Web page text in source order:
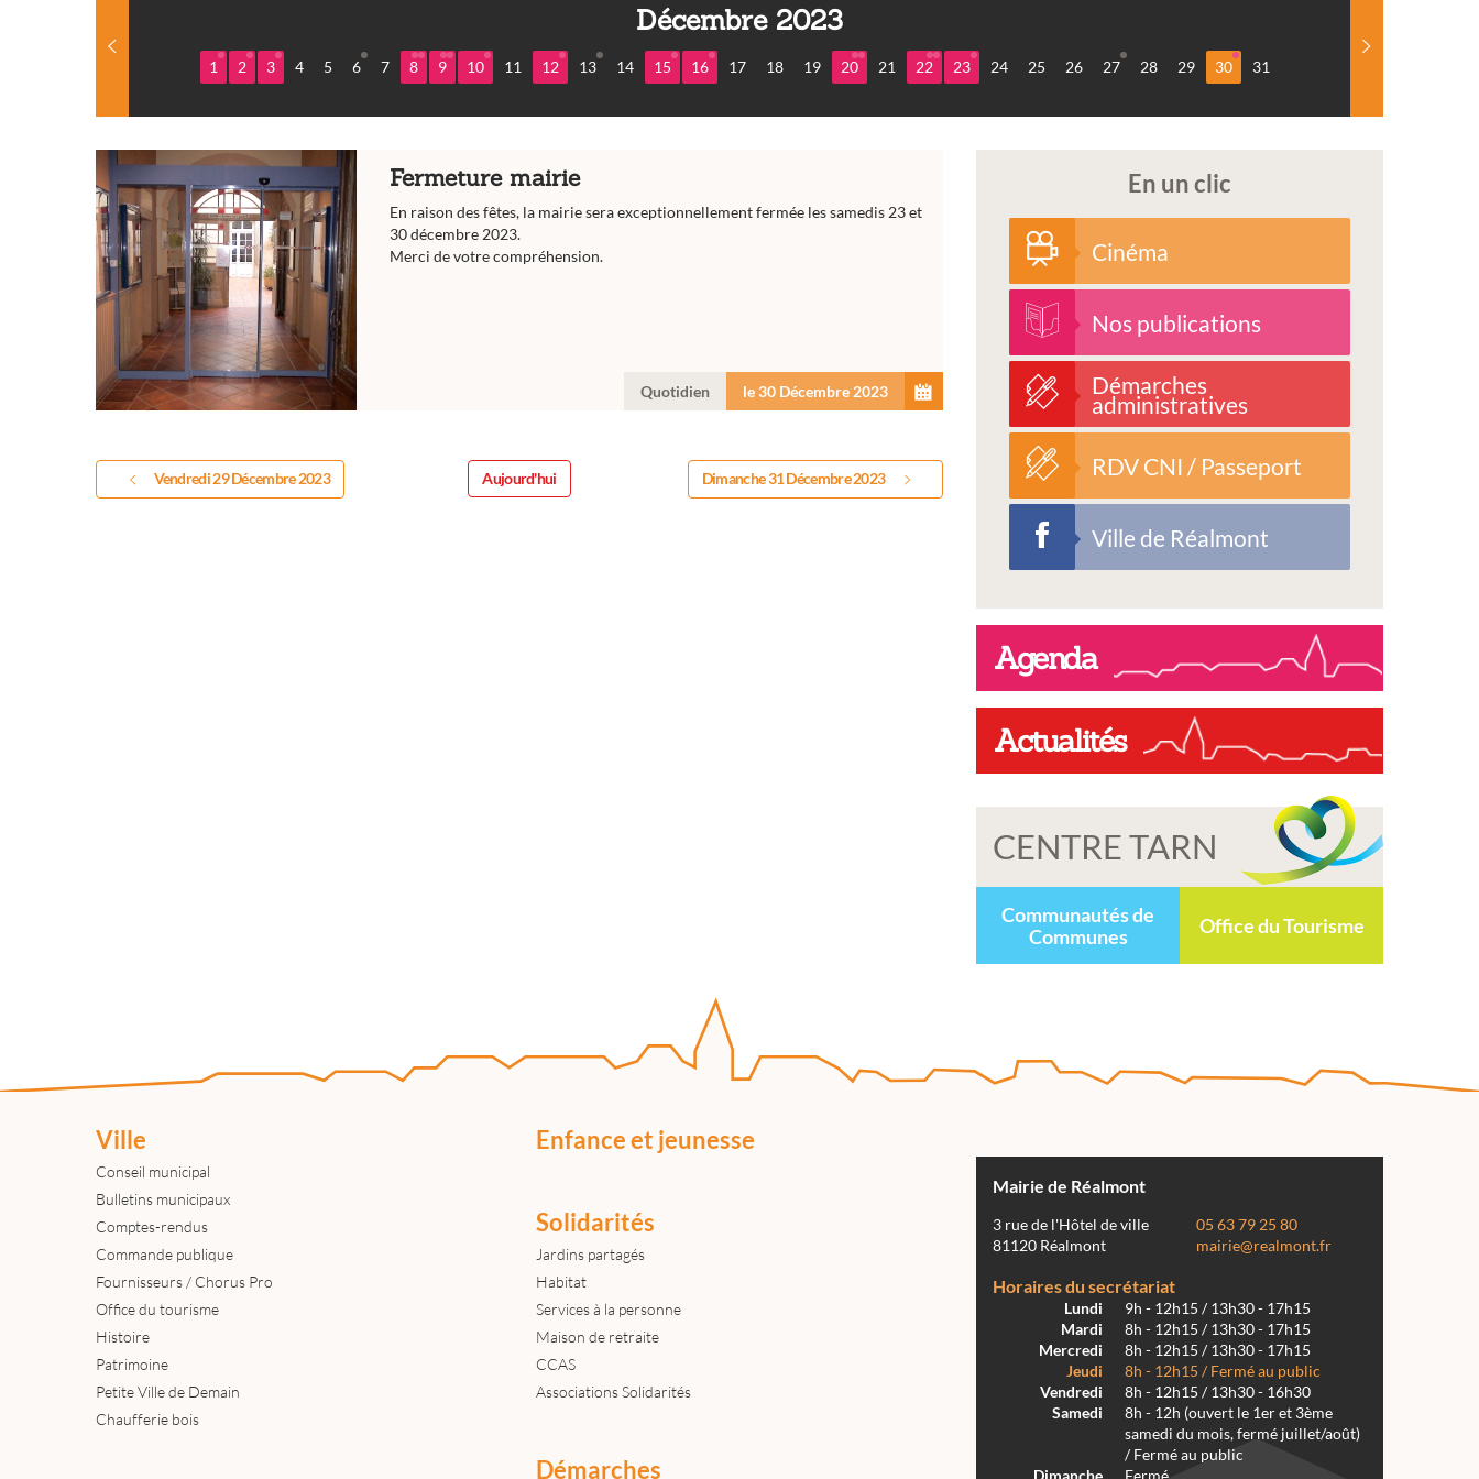
Décembre 2023
1 2 3 4 5 6 7 8 9 10 11 12 13 14 15 16 17 18 19 20 21 22 23 24 25 26 27 28 29 30 31
Fermeture mairie
En raison des fêtes, la mairie sera exceptionnellement fermée les samedis 23 et
30 décembre 2023.
Merci de votre compréhension.
Quotidien le 30 Décembre 2023
Vendredi 29 Décembre 2023 Aujourd'hui Dimanche 31 Décembre 2023
En un clic
Cinéma
Nos publications
Démarches
administratives
RDV CNI / Passeport
Ville de Réalmont
Agenda
Actualités
CENTRE TARN
Communautés de
Communes
Office du Tourisme
Ville
Conseil municipal
Bulletins municipaux
Comptes-rendus
Commande publique
Fournisseurs / Chorus Pro
Office du tourisme
Histoire
Patrimoine
Petite Ville de Demain
Chaufferie bois
Enfance et jeunesse
Solidarités
Jardins partagés
Habitat
Services à la personne
Maison de retraite
CCAS
Associations Solidarités
Démarches
Mairie de Réalmont
3 rue de l'Hôtel de ville
81120 Réalmont
05 63 79 25 80
mairie@realmont.fr
Horaires du secrétariat
Lundi
9h - 12h15 / 13h30 - 17h15
Mardi
8h - 12h15 / 13h30 - 17h15
Mercredi
8h - 12h15 / 13h30 - 17h15
Jeudi
8h - 12h15 / Fermé au public
Vendredi
8h - 12h15 / 13h30 - 16h30
Samedi
8h - 12h (ouvert le 1er et 3ème
samedi du mois, fermé juillet/août)
/ Fermé au public
Dimanche
Fermé